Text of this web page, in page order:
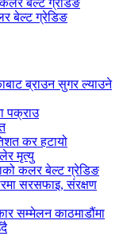
बेल्ट ग्रेडिङ
ब्राउन सुगर ल्याउने
पक्राउ
कर हटायो
मृत्यु
कलर बेल्ट ग्रेडिङ
सरसफाइ, संरक्षण
सम्मेलन काठमाडौंमा